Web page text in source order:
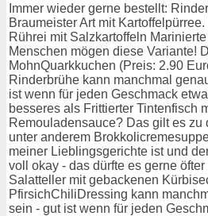
Immer wieder gerne bestellt:
Braumeister Art mit
Rührei mit Salzkartoffeln
Menschen mögen diese Variante!
MohnQuarkkuchen (Preis: 2.90
Rinderbrühe kann manchmal
ist wenn für jeden Geschmack
besseres als Frittierter Tintenfisch
Remouladensauce? Das gilt es zu
unter anderem
meiner Lieblingsgerichte ist und
voll okay - das dürfte es gerne
Salatteller mit gebackenen
PfirsichChiliDressing kann
sein - gut ist wenn für jeden